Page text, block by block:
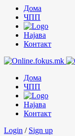
Дома
ЧПП
Најава
Контакт
Дома
ЧПП
Најава
Контакт
Login / Sign up